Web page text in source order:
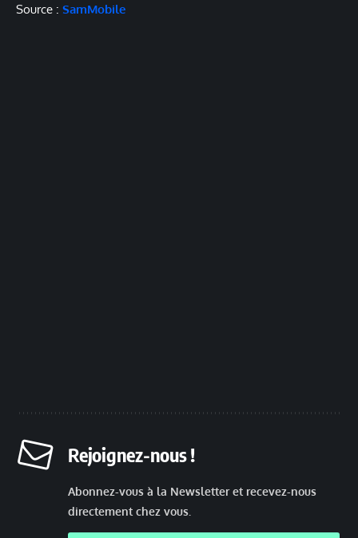
Source : SamMobile
Rejoignez-nous !
Abonnez-vous à la Newsletter et recevez-nous
directement chez vous.